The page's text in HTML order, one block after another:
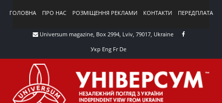
ГОЛОВНА ПРО НАС РОЗМІЩЕННЯ РЕКЛАМИ КОНТАКТИ ПЕРЕДПЛАТА
Universum magazine, Box 2994, Lviv, 79017, Ukraine
Укр Eng Fr De